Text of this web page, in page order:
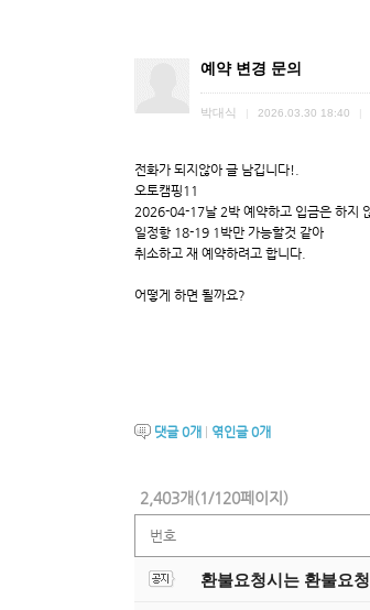
예약 변경 문의
박대식 2026.03.30 18:40
전화가 되지않아 글 남깁니다!.
오토캠핑11
2026-04-17날 2박 예약하고 입금은 하지
일정항 18-19 1박만 가능할것 같아
취소하고 재 예약하려고 합니다.
어떻게 하면 될까요?
댓글0개 엮인글0개
2,403개(1/120페이지)
번호
환불요청시는 환불요